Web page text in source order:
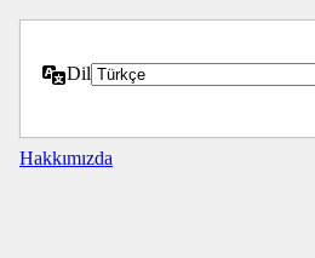
Dil
Hakkımızda